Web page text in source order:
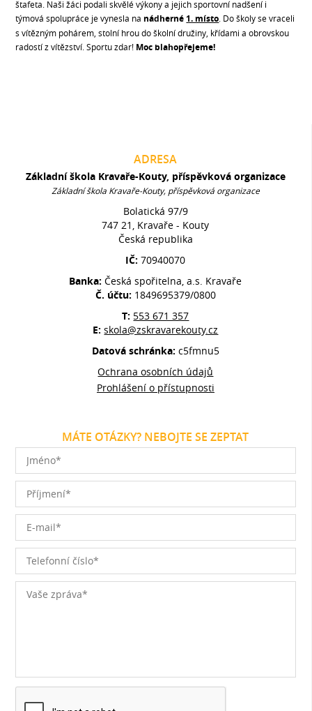
štafeta. Naši žáci podali skvělé výkony a jejich sportovní nadšení i
týmová spolupráce je vynesla na nádherné1. místo. Do školy se vraceli
s vítězným pohárem, stolní hrou do školní družiny, křídami a obrovskou
radostí z vítězství. Sportu zdar! Moc blahopřejeme!
ADRESA
Základní škola Kravaře-Kouty, příspěvková organizace
Základní škola Kravaře-Kouty, příspěvková organizace
Bolatická 97/9
747 21, Kravaře - Kouty
Česká republika
IČ:70940070
Banka:Česká spořitelna, a.s. Kravaře
Č. účtu: 1849695379/0800
T: 553 671 357
E:skola@zskravarekouty.cz
Datová schránka: c5fmnu5
Ochrana osobních údajů
Prohlášení o přístupnosti
MÁTE OTÁZKY? NEBOJTE SE ZEPTAT